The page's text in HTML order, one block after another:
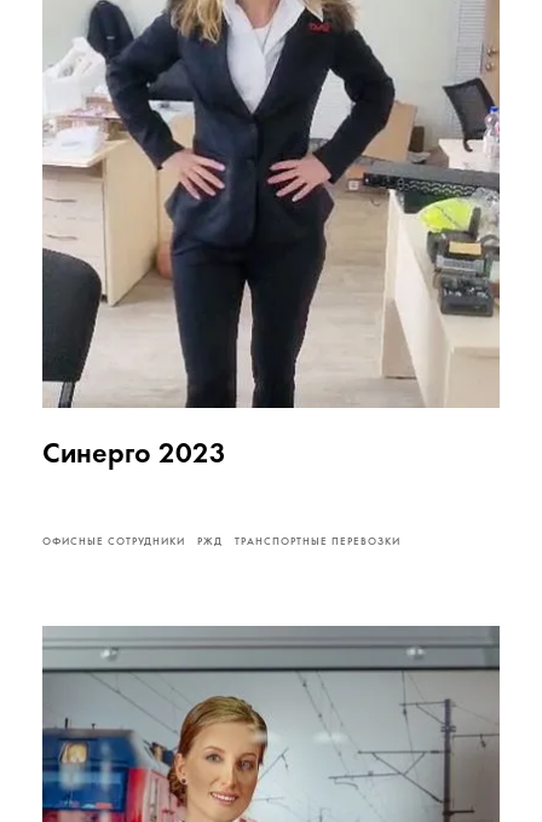
Синерго 2023
ОФИСНЫЕ СОТРУДНИКИ РЖД ТРАНСПОРТНЫЕ ПЕРЕВОЗКИ